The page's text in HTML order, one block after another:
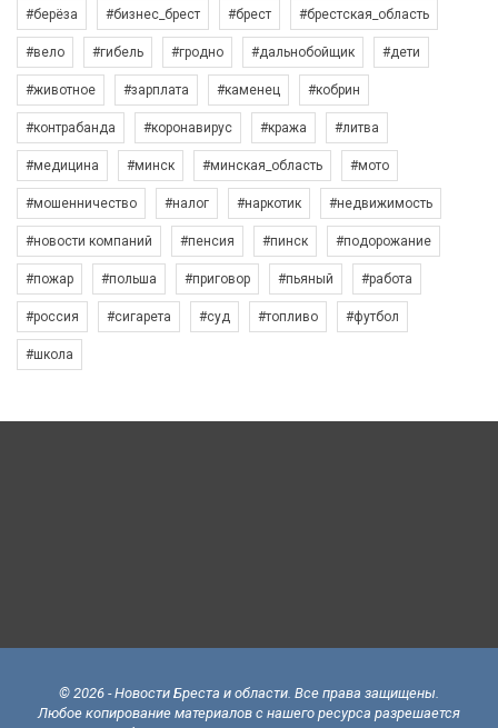
#берёза #бизнес_брест #брест #брестская_область
#вело #гибель #гродно #дальнобойщик #дети
#животное #зарплата #каменец #кобрин
#контрабанда #коронавирус #кража #литва
#медицина #минск #минская_область #мото
#мошенничество #налог #наркотик #недвижимость
#новости компаний #пенсия #пинск #подорожание
#пожар #польша #приговор #пьяный #работа
#россия #сигарета #суд #топливо #футбол
#школа
© 2026 - Новости Бреста и области. Все права защищены.
Любое копирование материалов с нашего ресурса разрешается